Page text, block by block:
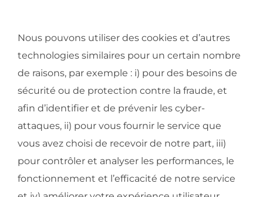
Nous pouvons utiliser des cookies et d’autres
technologies similaires pour un certain nombre
de raisons, par exemple : i) pour des besoins de
sécurité ou de protection contre la fraude, et
afin d’identifier et de prévenir les cyber-
attaques, ii) pour vous fournir le service que
vous avez choisi de recevoir de notre part, iii)
pour contrôler et analyser les performances, le
fonctionnement et l’efficacité de notre service